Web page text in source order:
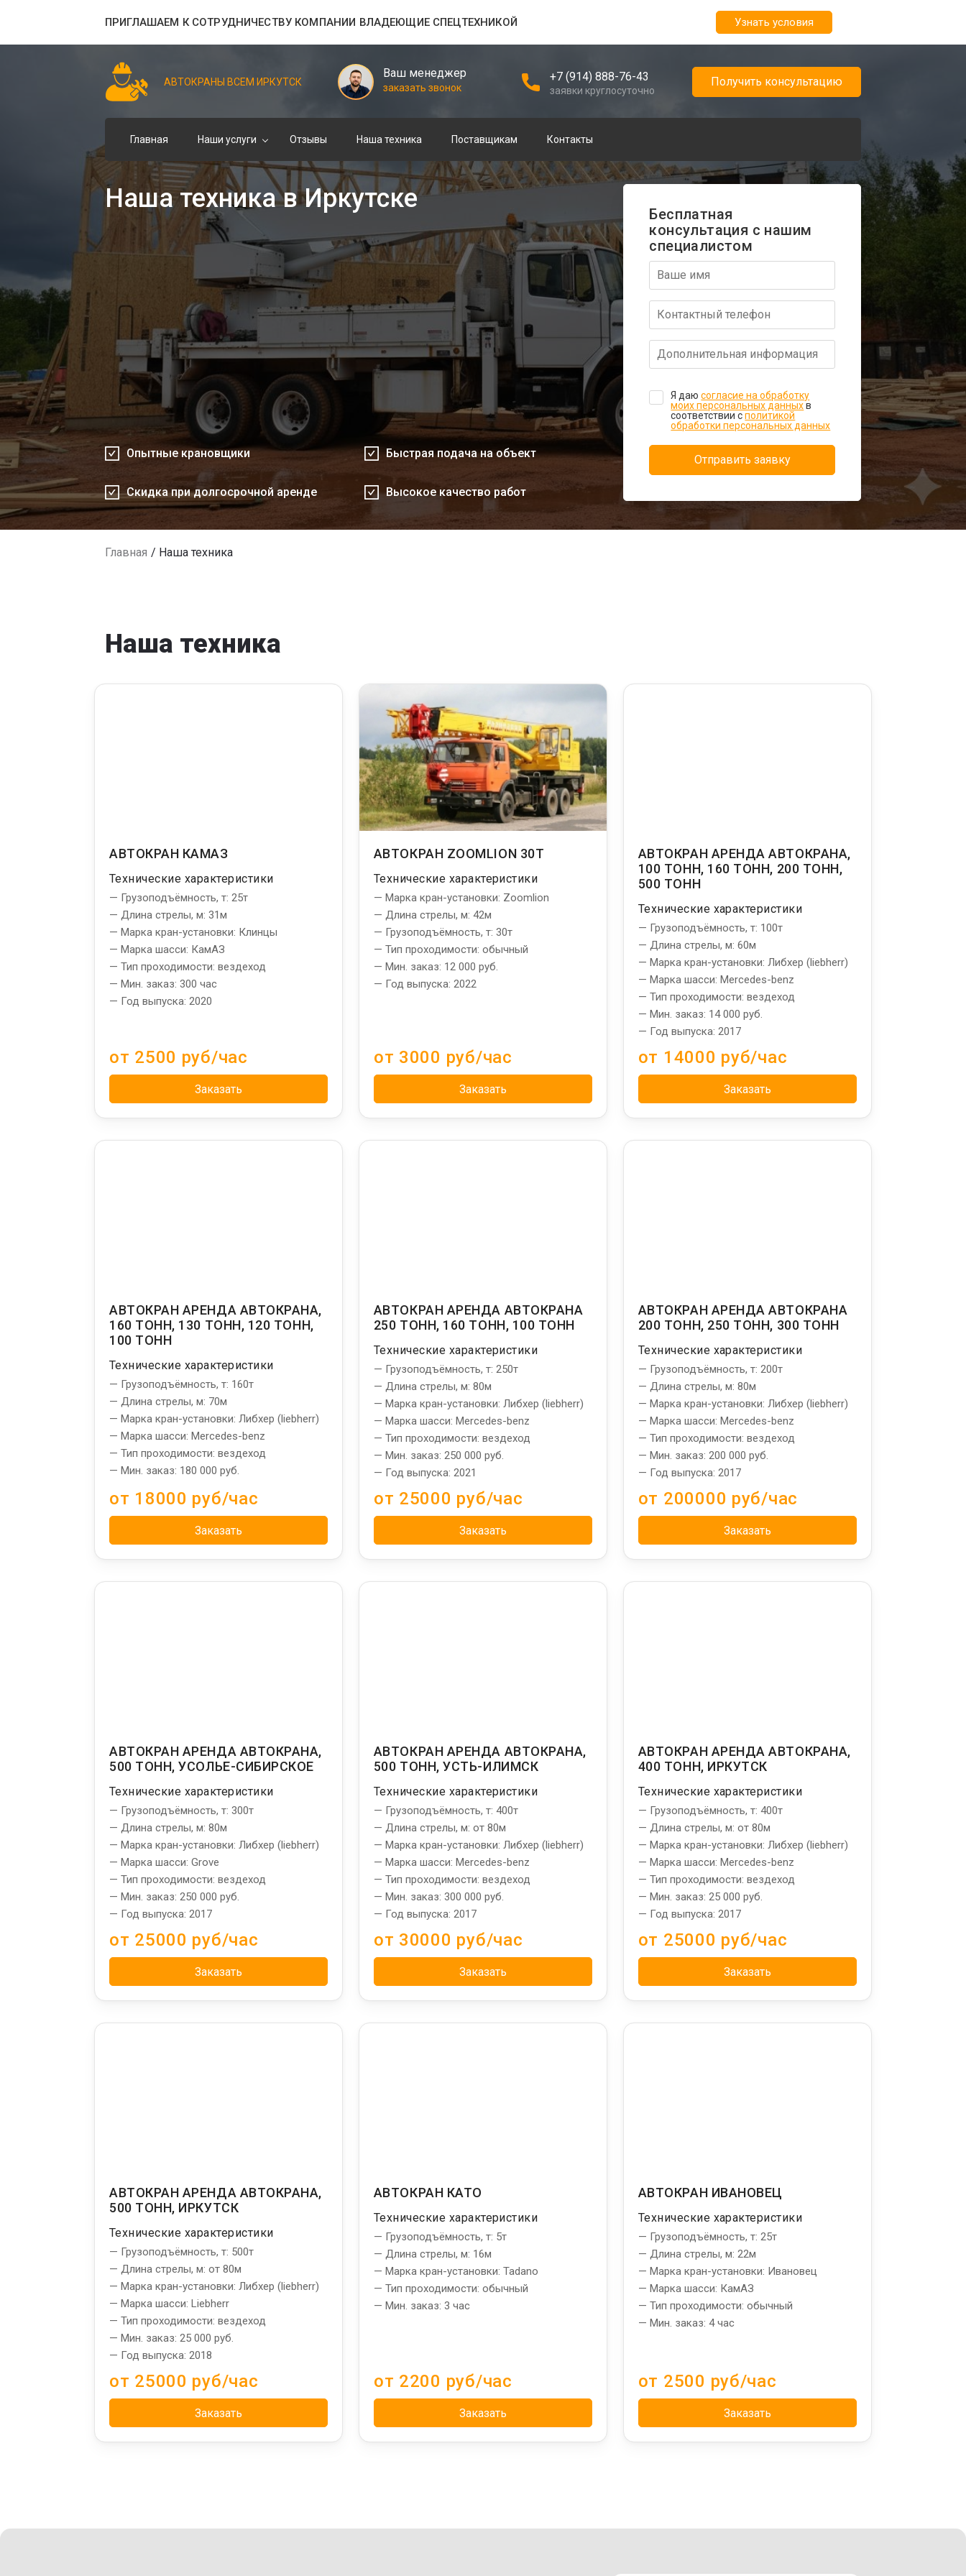
ПРИГЛАШАЕМ К СОТРУДНИЧЕСТВУ КОМПАНИИ ВЛАДЕЮЩИЕ СПЕЦТЕХНИКОЙ Узнать условия
АВТОКРАНЫ ВСЕМ ИРКУТСК
Ваш менеджер
заказать звонок
+7 (914) 888-76-43
заявки круглосуточно
Получить консультацию
Главная Наши услуги Отзывы Наша техника Поставщикам Контакты
Наша техника в Иркутске
Опытные крановщики Быстрая подача на объект
Скидка при долгосрочной аренде Высокое качество работ
Бесплатная
консультация с нашим
специалистом
Я даюсогласие на обработку
моих персональных данныхв
соответствии сполитикой
обработки персональных данных
Отправить заявку
Главная Наша техника
Наша техника
АВТОКРАН КАМАЗ
Технические характеристики
— Грузоподъёмность, т: 25т
— Длина стрелы, м: 31м
— Марка кран-установки: Клинцы
— Марка шасси: КамАЗ
— Тип проходимости: вездеход
— Мин. заказ: 300 час
— Год выпуска: 2020
от 2500 руб/час
Заказать
АВТОКРАН ZOOMLION 30T
Технические характеристики
— Марка кран-установки: Zoomlion
— Длина стрелы, м: 42м
— Грузоподъёмность, т: 30т
— Тип проходимости: обычный
— Мин. заказ: 12 000 руб.
— Год выпуска: 2022
от 3000 руб/час
Заказать
АВТОКРАН АРЕНДА АВТОКРАНА,
100 ТОНН, 160 ТОНН, 200 ТОНН,
500 ТОНН
Технические характеристики
— Грузоподъёмность, т: 100т
— Длина стрелы, м: 60м
— Марка кран-установки: Либхер (liebherr)
— Марка шасси: Mercedes-benz
— Тип проходимости: вездеход
— Мин. заказ: 14 000 руб.
— Год выпуска: 2017
от 14000 руб/час
Заказать
АВТОКРАН АРЕНДА АВТОКРАНА,
160 ТОНН, 130 ТОНН, 120 ТОНН,
100 ТОНН
Технические характеристики
— Грузоподъёмность, т: 160т
— Длина стрелы, м: 70м
— Марка кран-установки: Либхер (liebherr)
— Марка шасси: Mercedes-benz
— Тип проходимости: вездеход
— Мин. заказ: 180 000 руб.
от 18000 руб/час
Заказать
АВТОКРАН АРЕНДА АВТОКРАНА
250 ТОНН, 160 ТОНН, 100 ТОНН
Технические характеристики
— Грузоподъёмность, т: 250т
— Длина стрелы, м: 80м
— Марка кран-установки: Либхер (liebherr)
— Марка шасси: Mercedes-benz
— Тип проходимости: вездеход
— Мин. заказ: 250 000 руб.
— Год выпуска: 2021
от 25000 руб/час
Заказать
АВТОКРАН АРЕНДА АВТОКРАНА
200 ТОНН, 250 ТОНН, 300 ТОНН
Технические характеристики
— Грузоподъёмность, т: 200т
— Длина стрелы, м: 80м
— Марка кран-установки: Либхер (liebherr)
— Марка шасси: Mercedes-benz
— Тип проходимости: вездеход
— Мин. заказ: 200 000 руб.
— Год выпуска: 2017
от 200000 руб/час
Заказать
АВТОКРАН АРЕНДА АВТОКРАНА,
500 ТОНН, УСОЛЬЕ-СИБИРСКОЕ
Технические характеристики
— Грузоподъёмность, т: 300т
— Длина стрелы, м: 80м
— Марка кран-установки: Либхер (liebherr)
— Марка шасси: Grove
— Тип проходимости: вездеход
— Мин. заказ: 250 000 руб.
— Год выпуска: 2017
от 25000 руб/час
Заказать
АВТОКРАН АРЕНДА АВТОКРАНА,
500 ТОНН, УСТЬ-ИЛИМСК
Технические характеристики
— Грузоподъёмность, т: 400т
— Длина стрелы, м: от 80м
— Марка кран-установки: Либхер (liebherr)
— Марка шасси: Mercedes-benz
— Тип проходимости: вездеход
— Мин. заказ: 300 000 руб.
— Год выпуска: 2017
от 30000 руб/час
Заказать
АВТОКРАН АРЕНДА АВТОКРАНА,
400 ТОНН, ИРКУТСК
Технические характеристики
— Грузоподъёмность, т: 400т
— Длина стрелы, м: от 80м
— Марка кран-установки: Либхер (liebherr)
— Марка шасси: Mercedes-benz
— Тип проходимости: вездеход
— Мин. заказ: 25 000 руб.
— Год выпуска: 2017
от 25000 руб/час
Заказать
АВТОКРАН АРЕНДА АВТОКРАНА,
500 ТОНН, ИРКУТСК
Технические характеристики
— Грузоподъёмность, т: 500т
— Длина стрелы, м: от 80м
— Марка кран-установки: Либхер (liebherr)
— Марка шасси: Liebherr
— Тип проходимости: вездеход
— Мин. заказ: 25 000 руб.
— Год выпуска: 2018
от 25000 руб/час
Заказать
АВТОКРАН КАТО
Технические характеристики
— Грузоподъёмность, т: 5т
— Длина стрелы, м: 16м
— Марка кран-установки: Tadano
— Тип проходимости: обычный
— Мин. заказ: 3 час
от 2200 руб/час
Заказать
АВТОКРАН ИВАНОВЕЦ
Технические характеристики
— Грузоподъёмность, т: 25т
— Длина стрелы, м: 22м
— Марка кран-установки: Ивановец
— Марка шасси: КамАЗ
— Тип проходимости: обычный
— Мин. заказ: 4 час
от 2500 руб/час
Заказать